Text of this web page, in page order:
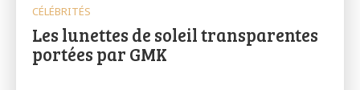
CÉLÉBRITÉS
Les lunettes de soleil transparentes
portées par GMK